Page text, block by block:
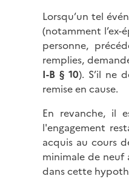
Lorsqu’un tel
(notamment
personne,
remplies,
I-B § 10). S’il ne
remise en cause.
En revanche, il
l'engagement
acquis au cours
minimale de neuf
dans cette